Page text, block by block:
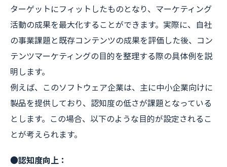
ターゲットにフィットしたものとなり、マーケティング
活動の成果を最大化することができます。実際に、自社
の事業課題と既存コンテンツの成果を評価した後、コン
テンツマーケティングの目的を整理する際の具体例を説
明します。
例えば、このソフトウェア企業は、主に中小企業向けに
製品を提供しており、認知度の低さが課題となっている
とします。この場合、以下のような目的が設定されるこ
とが考えられます。
●認知度向上：